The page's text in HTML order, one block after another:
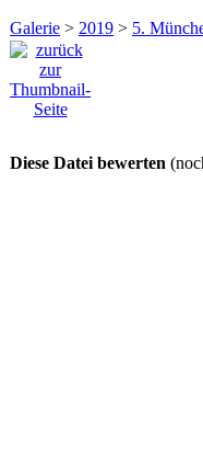
Galerie > 2019 > 5.
Diese Datei bewerten